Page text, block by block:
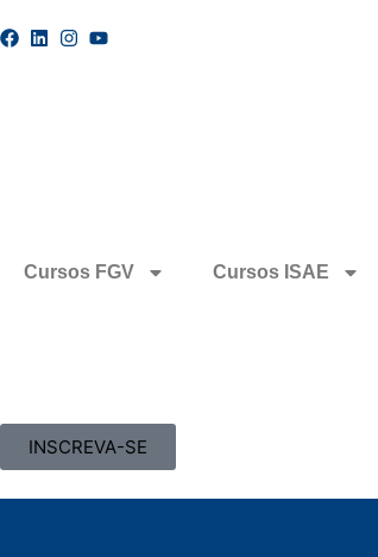
Cursos FGV Cursos ISAE
INSCREVA-SE